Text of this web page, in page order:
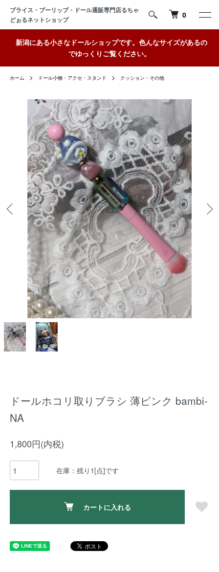
ブライス・プーリップ・ドール通販専門店るちゃ
どぉるネットショップ
0
新潟にある小さなドールショップです。色んなサイズがあるの
でゆっくりご覧ください。
ホーム ドール小物・アクセ・スタンド クッション・その他
ドールホコリ取りブラシ 薄ピンク bambi-
NA
1,800円(内税)
在庫：残り1[点]です
カートに入れる